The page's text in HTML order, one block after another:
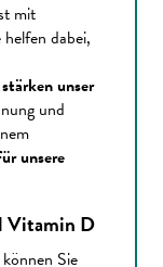
mit
dabei,
stärken unser
und
unsere
Vitamin D
Sie